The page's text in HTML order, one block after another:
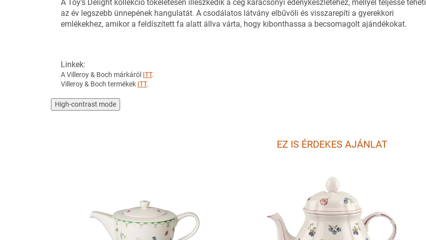
A Toy’s Delight kollekció tökéletesen illeszkedik a cég karácsonyi edénykészletéhez, mellyel teljessé teheti
az év legszebb ünnepének hangulatát. A csodálatos látvány elbűvöli és visszarepíti a gyerekkori
emlékekhez, amikor a feldíszített fa alatt állva várta, hogy kibonthassa a becsomagolt ajándékokat.
Linkek:
A Villeroy & Boch márkáról ITT.
Villeroy & Boch termékek ITT.
High-contrast mode
EZ IS ÉRDEKES AJÁNLAT